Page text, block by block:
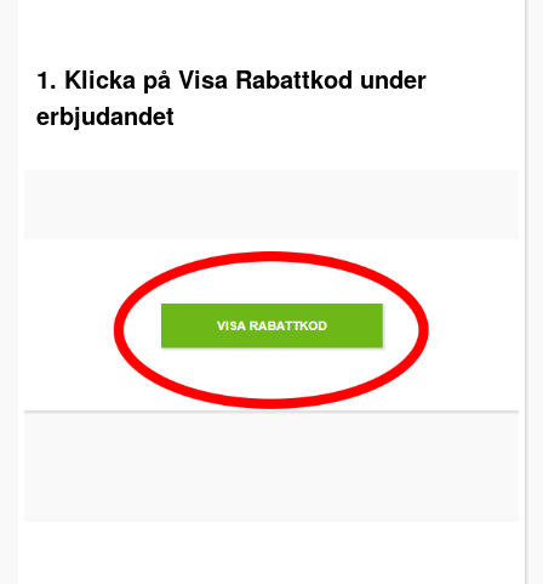
1. Klicka på Visa Rabattkod under
erbjudandet